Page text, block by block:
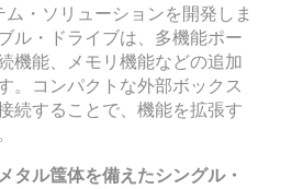
・ソリューションを開発しま
ル・ドライブは、多機能ポー
機能、メモリ機能などの追加
。コンパクトな外部ボックス
続することで、機能を拡張す
タル筺体を備えたシングル・